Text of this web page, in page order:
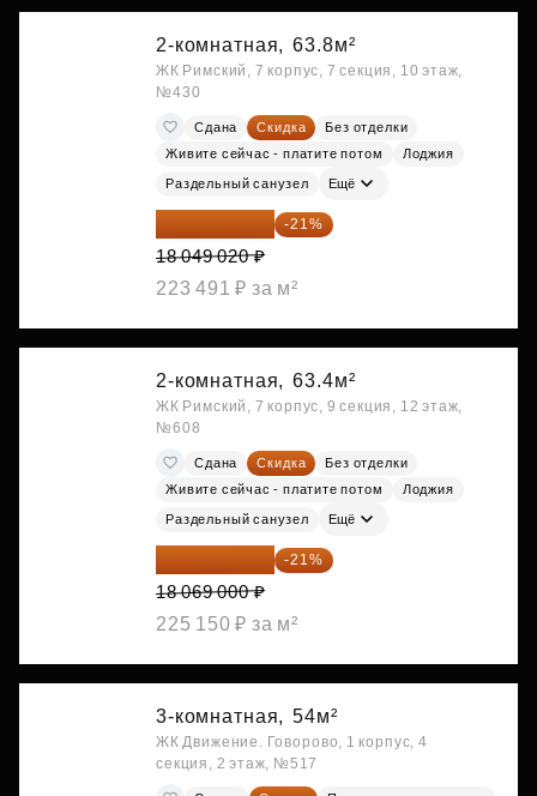
2-комнатная, 63.8м²
ЖК Римский, 7 корпус, 7 секция, 10 этаж,
№430
Сдана Скидка
Без отделки
Живите сейчас - платите потом
Лоджия
Раздельный санузел Ещё
14 258 726 ₽ -21%
18 049 020 ₽
223 491 ₽ за м²
2-комнатная, 63.4м²
ЖК Римский, 7 корпус, 9 секция, 12 этаж,
№608
Сдана Скидка
Без отделки
Живите сейчас - платите потом
Лоджия
Раздельный санузел Ещё
14 274 510 ₽ -21%
18 069 000 ₽
225 150 ₽ за м²
3-комнатная, 54м²
ЖК Движение. Говорово, 1 корпус, 4
секция, 2 этаж, №517